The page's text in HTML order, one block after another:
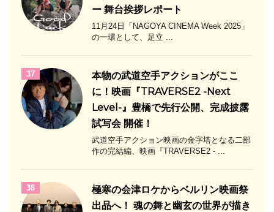
ー 舞台挨拶レポート
11月24日「NAGOYA CINEMA Week 2025」
の一環として、足立 ...
37
本物の武道空手アクションがここ
に！映画『TRAVERSE2 -Next
Level-』豊橋で先行公開、完成披露
試写会 開催！
武道空手アクション映画の金字塔となる二部
作の完結編、映画『TRAVERSE2 - ...
38
極寒の会津ロケからベルリン映画祭
出品へ！ 魂の舞と幽玄の世界が描き